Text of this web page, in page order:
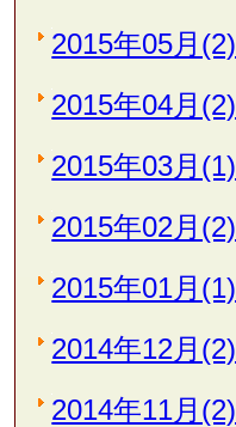
2015年05月(2)
2015年04月(2)
2015年03月(1)
2015年02月(2)
2015年01月(1)
2014年12月(2)
2014年11月(2)